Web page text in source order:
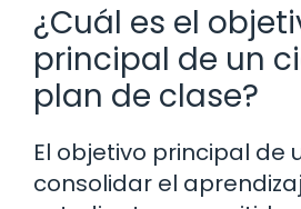
¿Cuál es el
principal de un
plan de clase?
El objetivo principal de
consolidar el